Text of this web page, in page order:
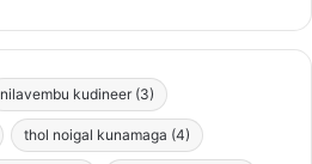
nilavembu kudineer (3)
thol noigal kunamaga (4)